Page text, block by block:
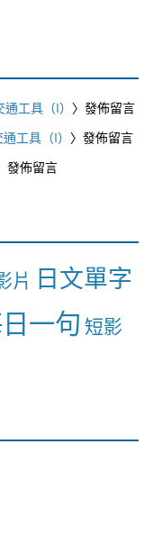
工具（I） 〉發佈留言
工具（I） 〉發佈留言
發佈留言
片 日文單字
一句 短影